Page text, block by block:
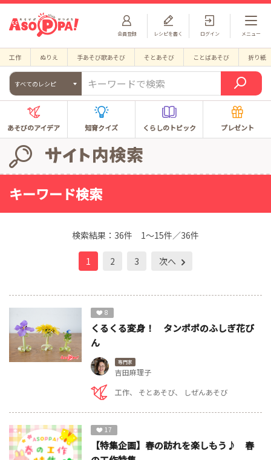
会員登録 ログイン
レシピを書く メニュー
工作 ぬりえ 手あそび歌あそび そとあそび ことばあそび 折り紙
すべてのレシピ
あそびのアイデア 知育クイズ くらしのトピック プレゼント
キーワード検索
検索結果： 36件 1～15件／36件
1 2 3 次へ
8
くるくる変身！ タンポポのふしぎ花び
ん
専門家
吉田麻理子
工作
そとあそび しぜんあそび
17
【特集企画】春の訪れを楽しもう♪ 春